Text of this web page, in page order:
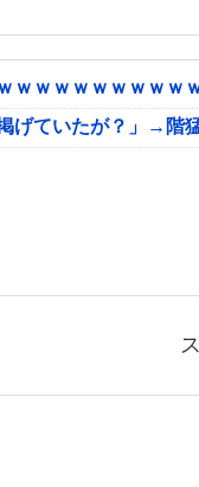
ｗｗｗｗｗｗｗｗ
ていたが？」→階